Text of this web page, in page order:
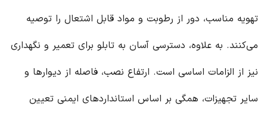
تهویه مناسب، دور از رطوبت و مواد قابل اشتعال را توصیه
می‌کنند. به علاوه، دسترسی آسان به تابلو برای تعمیر و نگهداری
نیز از الزامات اساسی است. ارتفاع نصب، فاصله از دیوارها و
سایر تجهیزات، همگی بر اساس استانداردهای ایمنی تعیین